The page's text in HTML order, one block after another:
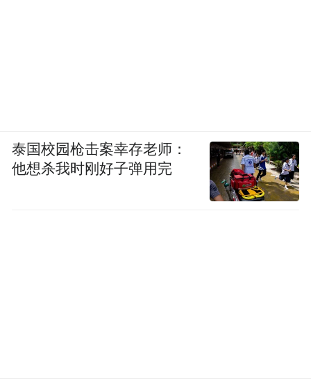
泰国校园枪击案幸存老师：
他想杀我时刚好子弹用完